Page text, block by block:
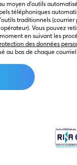
moyen d’outils
téléphoniques
traditionnels (courrier
Vous pouvez
en suivant les
des données
au bas de chaque